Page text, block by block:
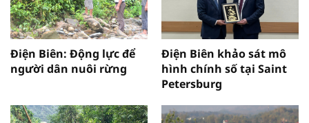
Điện Biên: Động lực để
người dân nuôi rừng
Điện Biên khảo sát mô
hình chính số tại Saint
Petersburg